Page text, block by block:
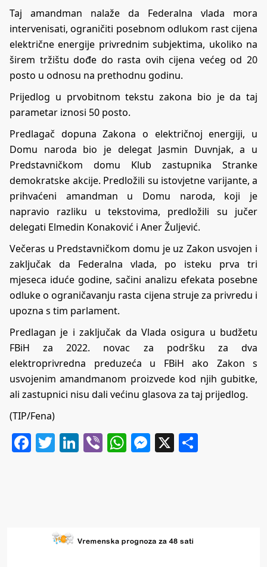
Taj amandman nalaže da Federalna vlada mora
intervenisati, ograničiti posebnom odlukom rast cijena
električne energije privrednim subjektima, ukoliko na
širem tržištu dođe do rasta ovih cijena većeg od 20
posto u odnosu na prethodnu godinu.
Prijedlog u prvobitnom tekstu zakona bio je da taj
parametar iznosi 50 posto.
Predlagač dopuna Zakona o električnoj energiji, u
Domu naroda bio je delegat Jasmin Duvnjak, a u
Predstavničkom domu Klub zastupnika Stranke
demokratske akcije. Predložili su istovjetne varijante, a
prihvaćeni amandman u Domu naroda, koji je
napravio razliku u tekstovima, predložili su jučer
delegati Elmedin Konaković i Aner Žuljević.
Večeras u Predstavničkom domu je uz Zakon usvojen i
zaključak da Federalna vlada, po isteku prva tri
mjeseca iduće godine, sačini analizu efekata posebne
odluke o ograničavanju rasta cijena struje za privredu i
upozna s tim parlament.
Predlagan je i zaključak da Vlada osigura u budžetu
FBiH za 2022. novac za podršku za dva
elektroprivredna preduzeća u FBiH ako Zakon s
usvojenim amandmanom proizvede kod njih gubitke,
ali zastupnici nisu dali većinu glasova za taj prijedlog.
(TIP/Fena)
Facebook
Twitter
LinkedIn
ViberWhatsApp
Messenger
X